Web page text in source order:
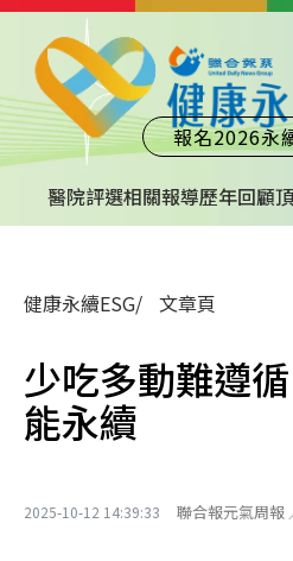
醫院評選相關報導歷年回顧
報名2026永
健康永續ESG 文章頁
少吃多動難遵
能永續
2025-10-12 14:39:33 聯合報元氣周報